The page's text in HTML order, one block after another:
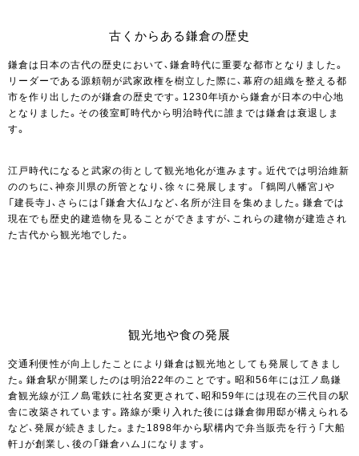
古くからある鎌倉の歴史
鎌倉は日本の古代の歴史において、鎌倉時代に重要な都市となりました。
リーダーである源頼朝が武家政権を樹立した際に、幕府の組織を整える都
市を作り出したのが鎌倉の歴史です。1230年頃から鎌倉が日本の中心地
となりました。その後室町時代から明治時代に誰までは鎌倉は衰退しま
す。
江戸時代になると武家の街として観光地化が進みます。近代では明治維新
ののちに、神奈川県の所管となり、徐々に発展します。 「鶴岡八幡宮」や
「建長寺」、さらには「鎌倉大仏」など、名所が注目を集めました。鎌倉では
現在でも歴史的建造物を見ることができますが、これらの建物が建造され
た古代から観光地でした。
観光地や食の発展
交通利便性が向上したことにより鎌倉は観光地としても発展してきまし
た。鎌倉駅が開業したのは明治22年のことです。昭和56年には江ノ島鎌
倉観光線が江ノ島電鉄に社名変更されて、昭和59年には現在の三代目の駅
舎に改築されています。路線が乗り入れた後には鎌倉御用邸が構えられる
など、発展が続きました。また1898年から駅構内で弁当販売を行う「大船
軒」が創業し、後の「鎌倉ハム」になります。